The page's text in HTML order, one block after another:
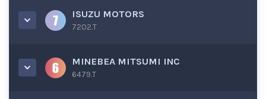
ISUZU MOTORS
7202.T
MINEBEA MITSUMI INC
6479.T